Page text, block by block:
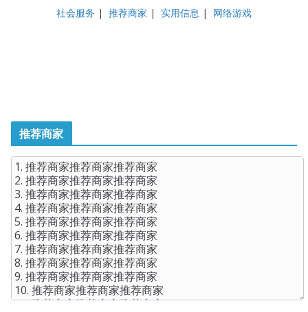
社会服务 | 推荐商家 | 实用信息 | 网络游戏
推荐商家